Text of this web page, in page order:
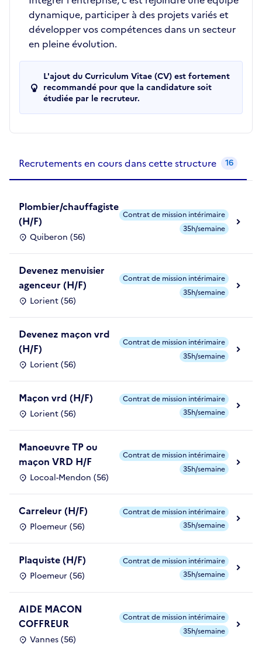
dynamique, participer à des projets variés et
développer vos compétences dans un secteur
en pleine évolution.
L'ajout du Curriculum Vitae (CV) est fortement
recommandé pour que la candidature soit
étudiée par le recruteur.
Recrutements en cours dans cette structure 16
Plombier/chauffagiste
(H/F)
Quiberon (56)
Contrat de mission intérimaire
35h/semaine
Devenez menuisier
agenceur (H/F)
Lorient (56)
Contrat de mission intérimaire
35h/semaine
Devenez maçon vrd
(H/F)
Lorient (56)
Contrat de mission intérimaire
35h/semaine
Maçon vrd (H/F)
Lorient (56)
Contrat de mission intérimaire
35h/semaine
Manoeuvre TP ou
maçon VRD H/F
Locoal-Mendon (56)
Contrat de mission intérimaire
35h/semaine
Carreleur (H/F)
Ploemeur (56)
Contrat de mission intérimaire
35h/semaine
Plaquiste (H/F)
Ploemeur (56)
Contrat de mission intérimaire
35h/semaine
AIDE MACON
COFFREUR
Vannes (56)
Contrat de mission intérimaire
35h/semaine